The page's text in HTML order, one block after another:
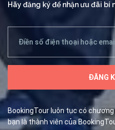
Hãy đăng ký để nhận ưu đãi
BookingTour luôn tục có
bạn là thành viên của